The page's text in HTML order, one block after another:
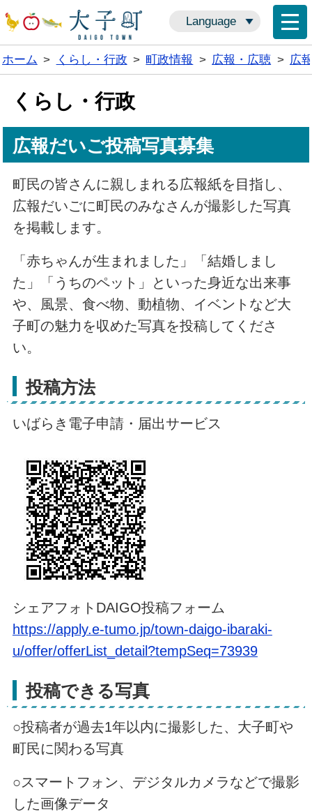
Language
ホーム > くらし・行政 > 町政情報 > 広報・広聴 > 広
くらし・行政
広報だいご投稿写真募集
町民の皆さんに親しまれる広報紙を目指し、
広報だいごに町民のみなさんが撮影した写真
を掲載します。
「赤ちゃんが生まれました」「結婚しまし
た」「うちのペット」といった身近な出来事
や、風景、食べ物、動植物、イベントなど大
子町の魅力を収めた写真を投稿してくださ
い。
投稿方法
いばらき電子申請・届出サービス
シェアフォトDAIGO投稿フォーム
https://apply.e-tumo.jp/town-daigo-ibaraki-
u/offer/offerList_detail?tempSeq=73939
投稿できる写真
○投稿者が過去1年以内に撮影した、大子町や
町民に関わる写真
○スマートフォン、デジタルカメラなどで撮影
した画像データ